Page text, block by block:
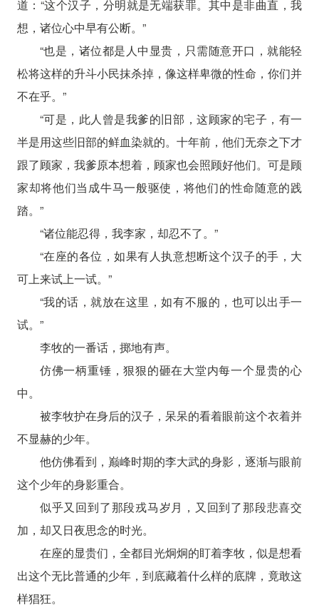
道：“这个汉子，分明就是无端获罪。其中是非曲直，我
想，诸位心中早有公断。”
“也是，诸位都是人中显贵，只需随意开口，就能轻
松将这样的升斗小民抹杀掉，像这样卑微的性命，你们并
不在乎。”
“可是，此人曾是我爹的旧部，这顾家的宅子，有一
半是用这些旧部的鲜血染就的。十年前，他们无奈之下才
跟了顾家，我爹原本想着，顾家也会照顾好他们。可是顾
家却将他们当成牛马一般驱使，将他们的性命随意的践
踏。”
“诸位能忍得，我李家，却忍不了。”
“在座的各位，如果有人执意想断这个汉子的手，大
可上来试上一试。”
“我的话，就放在这里，如有不服的，也可以出手一
试。”
李牧的一番话，掷地有声。
仿佛一柄重锤，狠狠的砸在大堂内每一个显贵的心
中。
被李牧护在身后的汉子，呆呆的看着眼前这个衣着并
不显赫的少年。
他仿佛看到，巅峰时期的李大武的身影，逐渐与眼前
这个少年的身影重合。
似乎又回到了那段戎马岁月，又回到了那段悲喜交
加，却又日夜思念的时光。
在座的显贵们，全都目光炯炯的盯着李牧，似是想看
出这个无比普通的少年，到底藏着什么样的底牌，竟敢这
样猖狂。